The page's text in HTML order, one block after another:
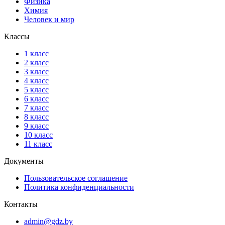
Химия
Человек и мир
Классы
1 класс
2 класс
3 класс
4 класс
5 класс
6 класс
7 класс
8 класс
9 класс
10 класс
11 класс
Документы
Пользовательское соглашение
Политика конфиденциальности
Контакты
admin@gdz.by